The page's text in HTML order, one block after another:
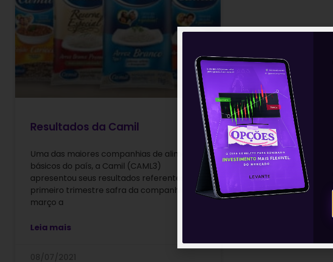
Resultados da Camil
Uma das maiores companhias de alimentos
básicos do país, a Camil (CAML3)
apresentou seus resultados referentes ao
primeiro trimestre safra da companhia, de
março a
Leia mais